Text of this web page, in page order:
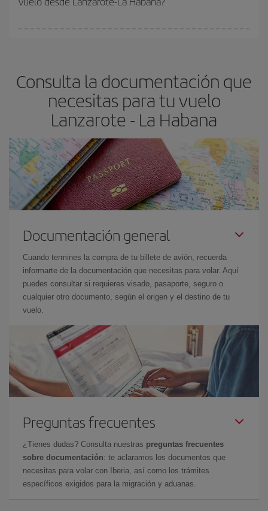
Consulta la documentación que
necesitas para tu vuelo
Lanzarote - La Habana
Documentación general
Cuando termines la compra de tu billete de avión, recuerda
informarte de la documentación que necesitas para volar. Aquí
puedes consultar si requieres visado, pasaporte, seguro o
cualquier otro documento, según el origen y el destino de tu
vuelo.
Preguntas frecuentes
¿Tienes dudas? Consulta nuestras preguntas frecuentes
sobre documentación: te aclaramos los documentos que
necesitas para volar con Iberia, así como los trámites
específicos exigidos para la migración y aduanas.